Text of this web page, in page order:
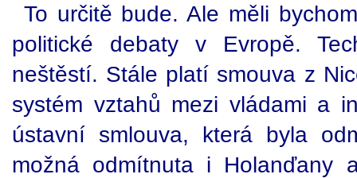
To určitě bude. Ale měli
politické debaty v Evropě.
neštěstí. Stále platí smouva z
systém vztahů mezi vládami a
ústavní smlouva, která byla
možná odmítnuta i Holanďany